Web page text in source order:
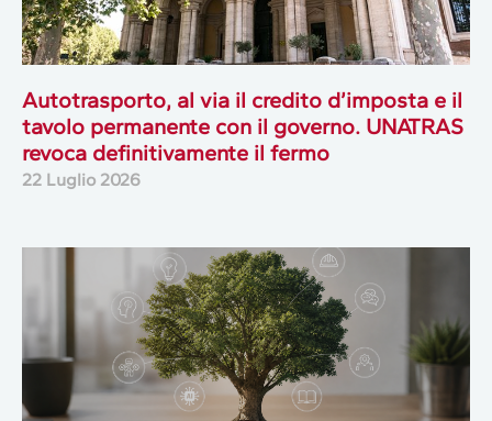
Autotrasporto, al via il credito d’imposta e il
tavolo permanente con il governo. UNATRAS
revoca definitivamente il fermo
22 Luglio 2026